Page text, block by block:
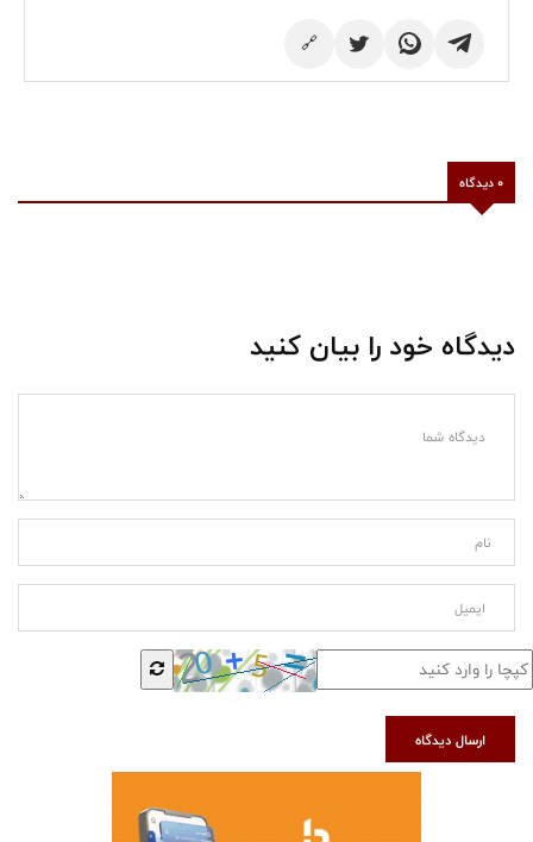
🔗
0 دیدگاه
دیدگاه خود را بیان کنید
ارسال دیدگاه